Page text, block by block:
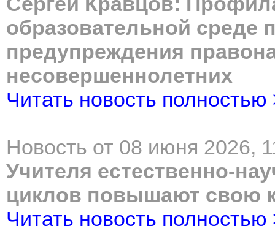
образовательной среде
предупреждения
несовершеннолетних
Читать новость полностью
Новость от 08 июня 2026,
Учителя естественно-
циклов повышают свою
Читать новость полностью